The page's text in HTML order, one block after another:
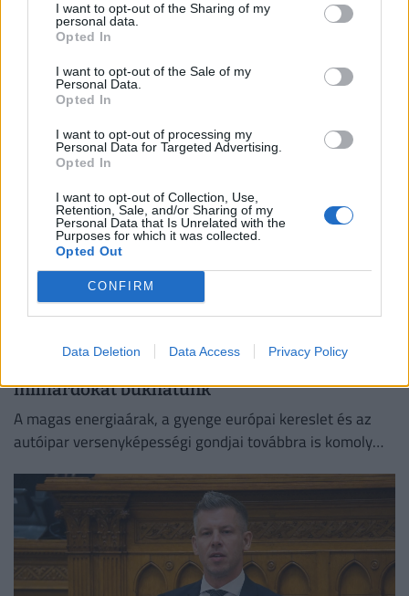
I want to opt-out of the Sharing of my
personal data.
Opted In
I want to opt-out of the Sale of my
Personal Data.
Opted In
I want to opt-out of processing my
Personal Data for Targeted Advertising.
Opted In
I want to opt-out of Collection, Use,
Retention, Sale, and/or Sharing of my
Personal Data that Is Unrelated with the
Purposes for which it was collected.
Opted Out
CONFIRM
Data Deletion Data Access Privacy Policy
hamarosan jön a hidegzuhany?
nyilatkozó elemzők a júliusi, 1,2 százalékos inflációs
adatot.
Hiába a jó hírek, újabb krízis fenyegetheti a
magyar gazdaságot: ezen a csapáson hetente
milliárdokat bukhatunk
A magas energiaárak, a gyenge európai kereslet és az
autóipar versenyképességi gondjai továbbra is komoly